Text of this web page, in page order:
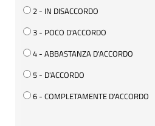
2 - IN DISACCORDO
3 - POCO D'ACCORDO
4 - ABBASTANZA D'ACCORDO
5 - D'ACCORDO
6 - COMPLETAMENTE D'ACCORDO